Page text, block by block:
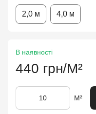
2,0 м 4,0 м
В наявності
440 грн/М²
М²